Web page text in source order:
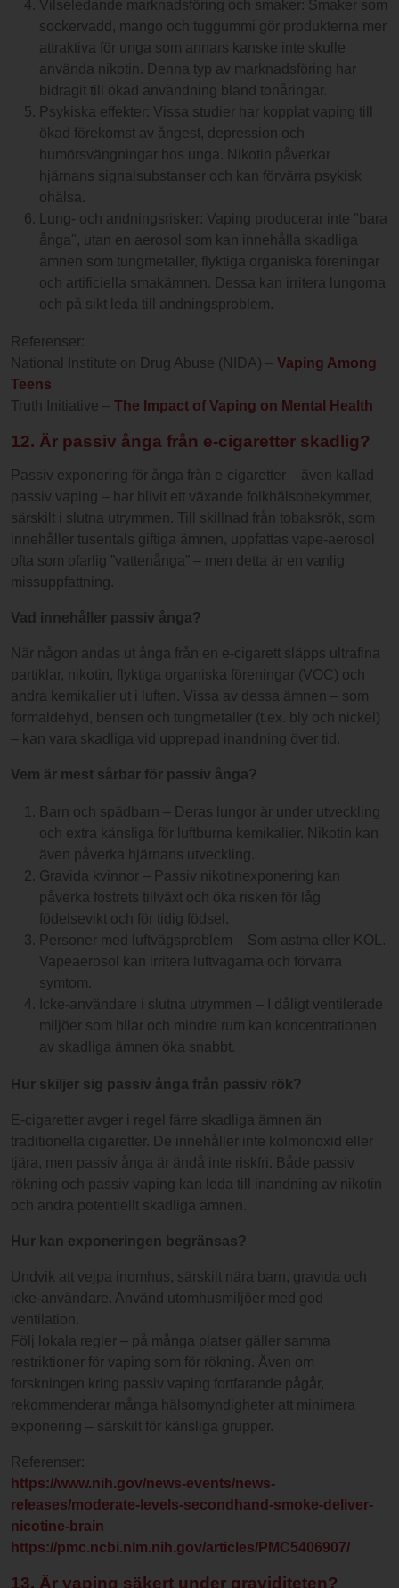
Vilseledande marknadsföring och smaker: Smaker som
sockervadd, mango och tuggummi gör produkterna mer
attraktiva för unga som annars kanske inte skulle
använda nikotin. Denna typ av marknadsföring har
bidragit till ökad användning bland tonåringar.
Psykiska effekter: Vissa studier har kopplat vaping till
ökad förekomst av ångest, depression och
humörsvängningar hos unga. Nikotin påverkar
hjärnans signalsubstanser och kan förvärra psykisk
ohälsa.
Lung- och andningsrisker: Vaping producerar inte "bara
ånga", utan en aerosol som kan innehålla skadliga
ämnen som tungmetaller, flyktiga organiska föreningar
och artificiella smakämnen. Dessa kan irritera lungorna
och på sikt leda till andningsproblem.
Referenser:
National Institute on Drug Abuse (NIDA) – Vaping Among
Teens
Truth Initiative – The Impact of Vaping on Mental Health
12. Är passiv ånga från e-cigaretter skadlig?
Passiv exponering för ånga från e-cigaretter – även kallad
passiv vaping – har blivit ett växande folkhälsobekymmer,
särskilt i slutna utrymmen. Till skillnad från tobaksrök, som
innehåller tusentals giftiga ämnen, uppfattas vape-aerosol
ofta som ofarlig ”vattenånga” – men detta är en vanlig
missuppfattning.
Vad innehåller passiv ånga?
När någon andas ut ånga från en e-cigarett släpps ultrafina
partiklar, nikotin, flyktiga organiska föreningar (VOC) och
andra kemikalier ut i luften. Vissa av dessa ämnen – som
formaldehyd, bensen och tungmetaller (t.ex. bly och nickel)
– kan vara skadliga vid upprepad inandning över tid.
Vem är mest sårbar för passiv ånga?
Barn och spädbarn – Deras lungor är under utveckling
och extra känsliga för luftburna kemikalier. Nikotin kan
även påverka hjärnans utveckling.
Gravida kvinnor – Passiv nikotinexponering kan
påverka fostrets tillväxt och öka risken för låg
födelsevikt och för tidig födsel.
Personer med luftvägsproblem – Som astma eller KOL.
Vapeaerosol kan irritera luftvägarna och förvärra
symtom.
Icke-användare i slutna utrymmen – I dåligt ventilerade
miljöer som bilar och mindre rum kan koncentrationen
av skadliga ämnen öka snabbt.
Hur skiljer sig passiv ånga från passiv rök?
E-cigaretter avger i regel färre skadliga ämnen än
traditionella cigaretter. De innehåller inte kolmonoxid eller
tjära, men passiv ånga är ändå inte riskfri. Både passiv
rökning och passiv vaping kan leda till inandning av nikotin
och andra potentiellt skadliga ämnen.
Hur kan exponeringen begränsas?
Undvik att vejpa inomhus, särskilt nära barn, gravida och
icke-användare. Använd utomhusmiljöer med god
ventilation.
Följ lokala regler – på många platser gäller samma
restriktioner för vaping som för rökning. Även om
forskningen kring passiv vaping fortfarande pågår,
rekommenderar många hälsomyndigheter att minimera
exponering – särskilt för känsliga grupper.
Referenser:
https://www.nih.gov/news-events/news-
releases/moderate-levels-secondhand-smoke-deliver-
nicotine-brain
https://pmc.ncbi.nlm.nih.gov/articles/PMC5406907/
13. Är vaping säkert under graviditeten?